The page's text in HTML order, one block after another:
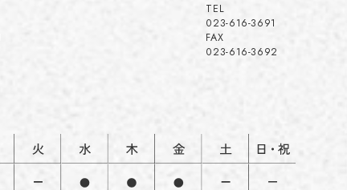
TEL
023-616-3691
FAX
023-616-3692